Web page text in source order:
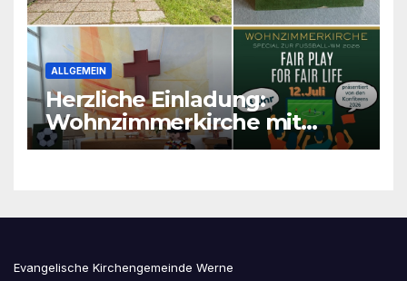
ALLGEMEIN
Herzliche Einladung:
Wohnzimmerkirche mit
unseren Konfis
Evangelische Kirchengemeinde Werne